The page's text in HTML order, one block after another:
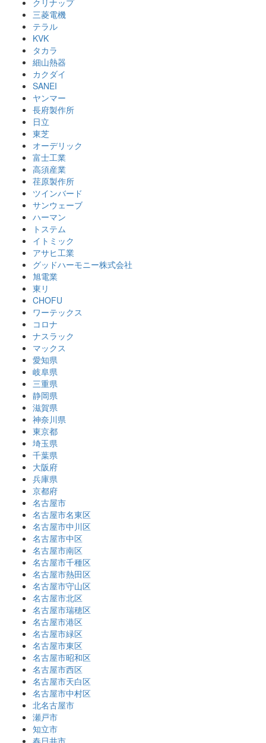
三菱電機
テラル
KVK
タカラ
細山熱器
カクダイ
SANEI
ヤンマー
長府製作所
日立
東芝
オーデリック
富士工業
高須産業
荏原製作所
ツインバード
サンウェーブ
ハーマン
トステム
イトミック
アサヒ工業
グッドハーモニー株式会社
旭電業
東リ
CHOFU
ワーテックス
コロナ
ナスラック
マックス
愛知県
岐阜県
三重県
静岡県
滋賀県
神奈川県
東京都
埼玉県
千葉県
大阪府
兵庫県
京都府
名古屋市
名古屋市名東区
名古屋市中川区
名古屋市中区
名古屋市南区
名古屋市千種区
名古屋市熱田区
名古屋市守山区
名古屋市北区
名古屋市瑞穂区
名古屋市港区
名古屋市緑区
名古屋市東区
名古屋市昭和区
名古屋市西区
名古屋市天白区
名古屋市中村区
北名古屋市
瀬戸市
知立市
春日井市